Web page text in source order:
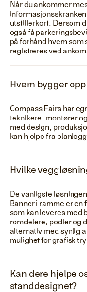
Når du ankommer
utstillerkort. Dersom
også få
på forhånd hvem som
registreres ved
Hvem bygger
Compass Fairs har
teknikere, montører
med design,
kan hjelpe fra
Hvilke
De vanligste
Banner i ramme er en
som kan leveres med
romdelere, podier og
alternativ med synlig
mulighet for grafisk
Kan dere hjelpe
standdesignet?